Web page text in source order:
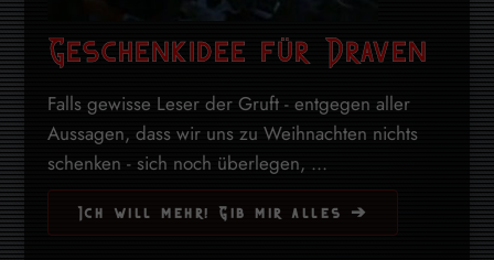
Geschenkidee für Draven
Falls gewisse Leser der Gruft - entgegen aller
Aussagen, dass wir uns zu Weihnachten nichts
schenken - sich noch überlegen, ...
Ich will mehr! Gib mir alles ➔